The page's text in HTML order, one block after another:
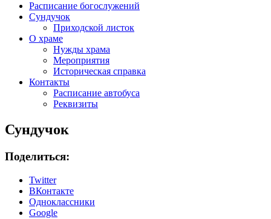
епархии
Расписание богослужений
Сундучок
Приходской листок
О храме
Нужды храма
Мероприятия
Историческая справка
Контакты
Расписание автобуса
Реквизиты
Сундучок
Поделиться:
Twitter
ВКонтакте
Одноклассники
Google